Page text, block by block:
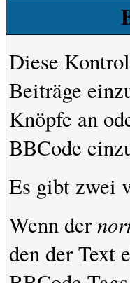
Diese
Beiträge
Knöpfe an
BBCode
Es gibt zwei
Wenn der
den der Text